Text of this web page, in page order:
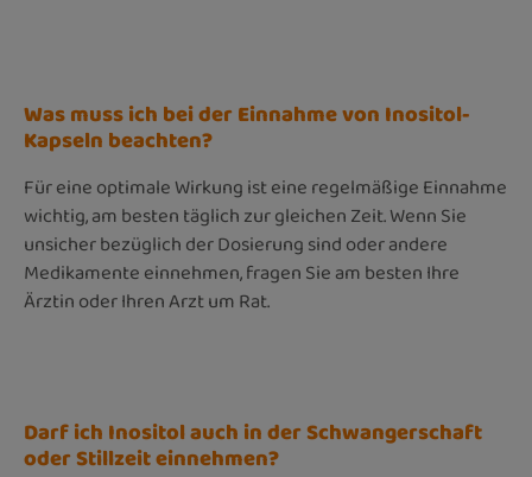
Was muss ich bei der Einnahme von Inositol-
Kapseln beachten?
Für eine optimale Wirkung ist eine regelmäßige Einnahme
wichtig, am besten täglich zur gleichen Zeit. Wenn Sie
unsicher bezüglich der Dosierung sind oder andere
Medikamente einnehmen, fragen Sie am besten Ihre
Ärztin oder Ihren Arzt um Rat.
Darf ich Inositol auch in der Schwangerschaft
oder Stillzeit einnehmen?